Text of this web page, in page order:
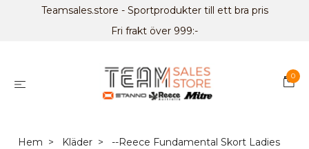
Teamsales.store - Sportprodukter till ett bra pris
Fri frakt över 999:-
0
Hem Kläder --Reece Fundamental Skort Ladies